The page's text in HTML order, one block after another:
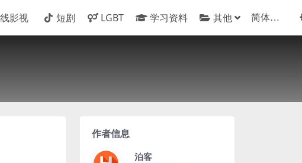
影视 短剧 LGBT 学习资料 其他
作者信息
泊客